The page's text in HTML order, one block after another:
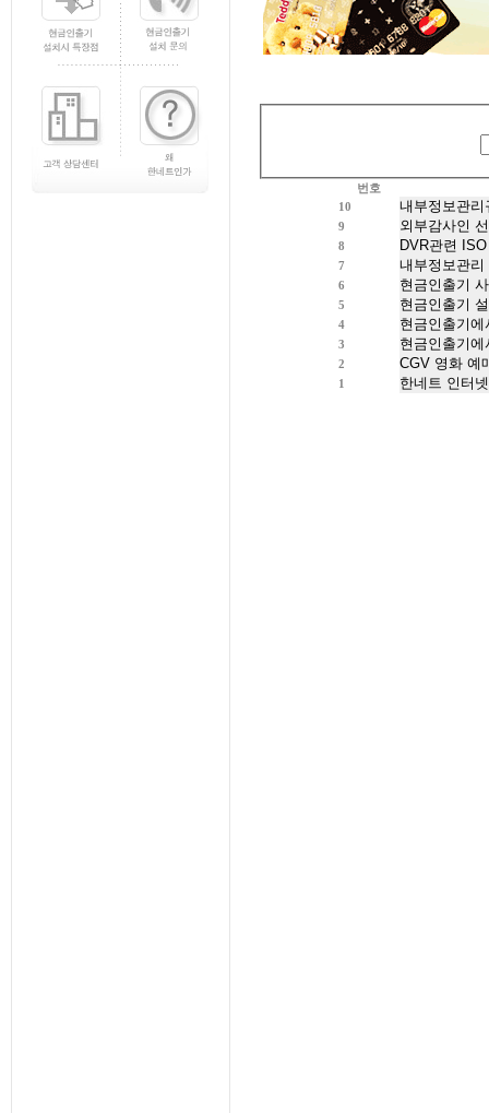
번호
10
9
8
7
6
5
4
3
2
1